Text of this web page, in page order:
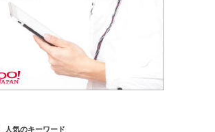
人気のキーワード